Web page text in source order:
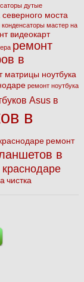
дутые
моста
конденсаторы мастер на
видеокарт
ремонт
в
матрицы ноутбука
ремонт ноутбука
Asus в
в
ремонт
в
чистка